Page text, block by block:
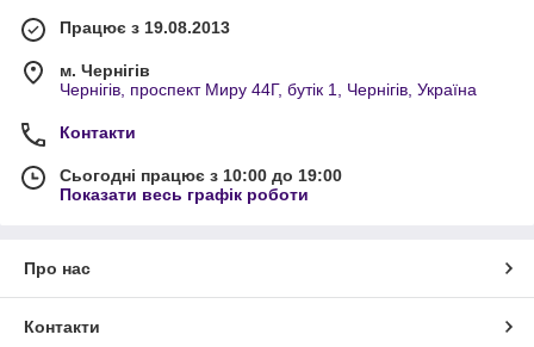
Працює з 19.08.2013
м. Чернігів
Чернігів, проспект Миру 44Г, бутік 1, Чернігів, Україна
Контакти
Сьогодні працює з 10:00 до 19:00
Показати весь графік роботи
Про нас
Контакти